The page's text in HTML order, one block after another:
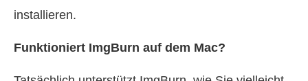
installieren.
Funktioniert ImgBurn auf dem Mac?